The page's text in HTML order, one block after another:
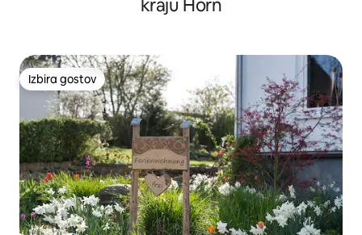
kraju Horn
Izbira gostov
Izbira gostov